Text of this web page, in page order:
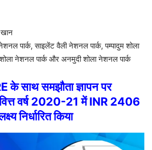
पार्क, साइलेंट वैली नेशनल पार्क, पम्पादुम शोला
नेशनल पार्क और अनमुदी शोला नेशनल पार्क
के साथ समझौता ज्ञापन पर
वर्ष 2020-21 में INR 2406
निर्धारित किया